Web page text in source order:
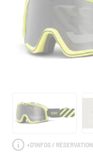
+D'INFOS / RÉSERVATION